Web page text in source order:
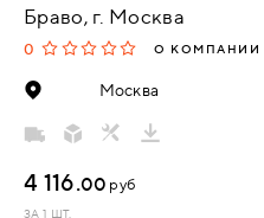
Браво, г. Москва
0 О КОМПАНИИ
Москва
4 116.00 руб
ЗА 1 ШТ.